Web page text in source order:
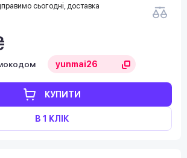
сьогодні, доставка
КУПИТИ
В 1 КЛІК